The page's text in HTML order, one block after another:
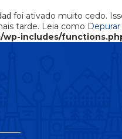
foi ativado muito cedo.
tarde. Leia como
wp-includes/